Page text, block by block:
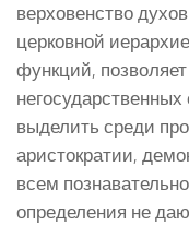
верховенство
церковной
функций,
выделить среди
аристократии,
всем
определения не